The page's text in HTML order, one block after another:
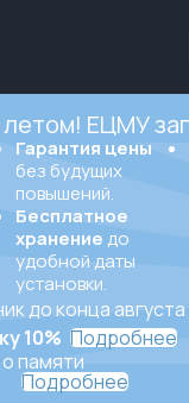
ЕЦМУ
Гарантия цены
без будущих
повышений.
Бесплатное
хранение до
удобной даты
установки.
до конца августа
10% Подробнее
памяти
Подробнее